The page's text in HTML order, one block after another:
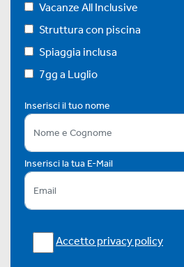
Vacanze All Inclusive
Struttura con piscina
Spiaggia inclusa
7gg a Luglio
Inserisci il tuo nome
Inserisci la tua E-Mail
Accetto privacy policy